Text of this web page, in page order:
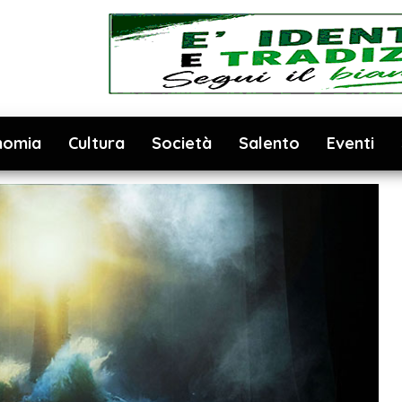
Cultura Società Salento Eventi